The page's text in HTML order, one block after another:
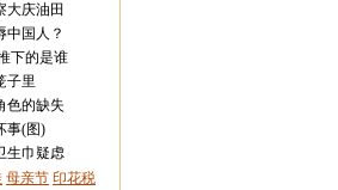
大庆油田
中国人？
下的是谁
子里
色的缺失
事(图)
生巾疑虑
母亲节 印花税